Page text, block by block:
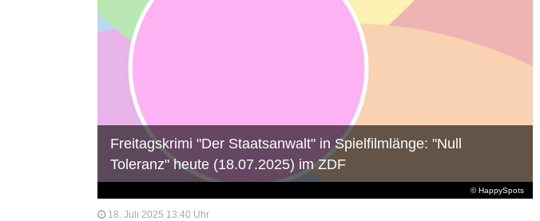
© HappySpots
Freitagskrimi "Der Staatsanwalt" in Spielfilmlänge: "Null
Toleranz" heute (18.07.2025) im ZDF
18. Juli 2025 13:40 Uhr